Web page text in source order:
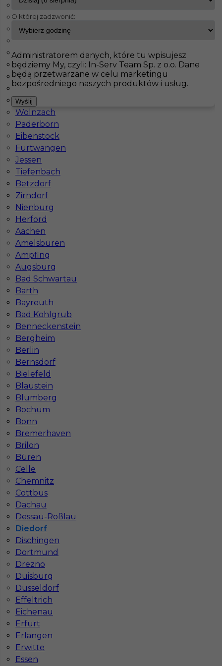
InServ Oferty pracy
Pokaż filtr
Driedorf
Weisenheim
Weilerswist
Heidenheim an der Brenz
Walldorf
Oberhausen
Nürnberg
Veitshöchheim
Wolnzach
Paderborn
Eibenstock
Furtwangen
Jessen
Tiefenbach
Betzdorf
Zirndorf
Nienburg
Herford
Aachen
Amelsbüren
Ampfing
Augsburg
Bad Schwartau
Barth
Bayreuth
Bad Kohlgrub
Benneckenstein
Bergheim
Berlin
Bernsdorf
Bielefeld
Blaustein
Blumberg
Bochum
Bonn
Bremerhaven
Brilon
Büren
Celle
Chemnitz
Cottbus
Dachau
Dessau-Roßlau
Diedorf
Dischingen
Dortmund
Drezno
Duisburg
Düsseldorf
Effeltrich
Eichenau
Erfurt
Erlangen
Erwitte
Essen
Praca za granicą - montaż płyt G/K
Kategoria Prace wykończeniowe
Lokalizacja
Wymagane języki
Angielski komunikatywny
Stawka 17 - 18 € / h
Praca regipsiarz w Niemczech
Kategoria Prace wykończeniowe
Lokalizacja Niemcy
Wymagane języki
Stawka 13 - 15 € / h
1
Znaleziono 2 wyników
Najczęściej zadawane pytania (FAQ)
Jak znaleźć pracę za granicą?
Czy praca Niemcy na budowie nadal się
opłaca przy obecnych kosztach życia?
Gdzie do pracy za granicę?
O której zadzwonić:
Administratorem danych, które tu wpisujesz
będziemy My, czyli: In-Serv Team Sp. z o.o. Dane
będą przetwarzane w celu marketingu
bezpośredniego naszych produktów i usług.
Wyślij